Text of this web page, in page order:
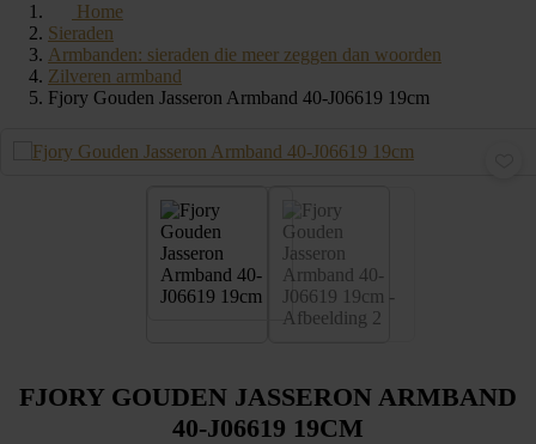
Home
Sieraden
Armbanden: sieraden die meer zeggen dan woorden
Zilveren armband
Fjory Gouden Jasseron Armband 40-J06619 19cm
FJORY GOUDEN JASSERON ARMBAND
40-J06619 19CM